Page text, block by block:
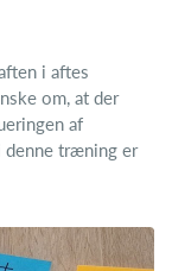
i aftes
om, at der
af
denne træning er